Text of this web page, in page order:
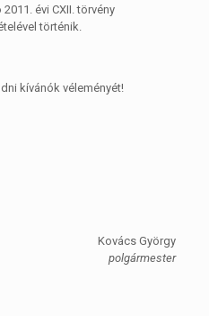
évi CXII. törvény
történik.
kívánók véleményét!
Kovács György
polgármester